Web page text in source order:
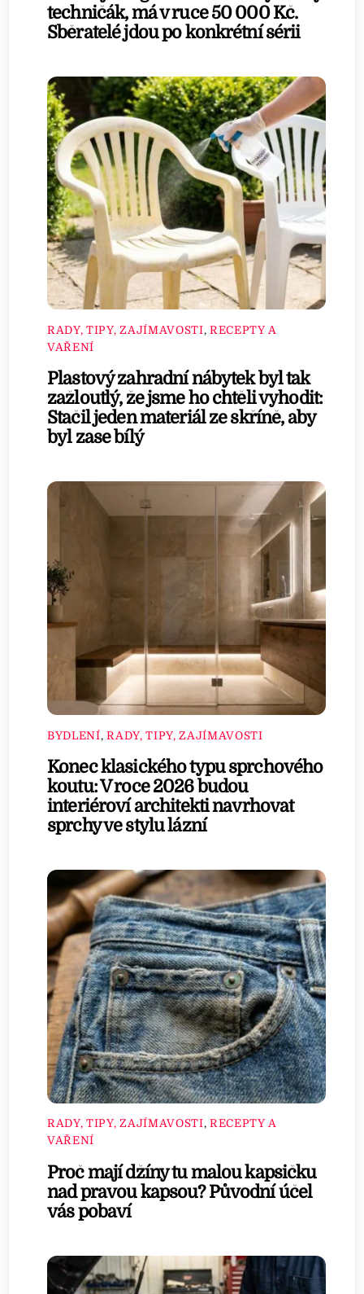
techničák, má v ruce 50 000 Kč.
Sběratelé jdou po konkrétní sérii
RADY, TIPY, ZAJÍMAVOSTI, RECEPTY A
VAŘENÍ
Plastový zahradní nábytek byl tak
zažloutlý, že jsme ho chtěli vyhodit:
Stačil jeden materiál ze skříně, aby
byl zase bílý
BYDLENÍ,RADY, TIPY, ZAJÍMAVOSTI
Konec klasického typu sprchového
koutu: V roce 2026 budou
interiéroví architekti navrhovat
sprchy ve stylu lázní
RADY, TIPY, ZAJÍMAVOSTI, RECEPTY A
VAŘENÍ
Proč mají džíny tu malou kapsičku
nad pravou kapsou? Původní účel
vás pobaví